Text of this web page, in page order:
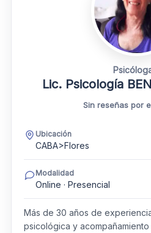
Lic. Psicología
Sin reseñas por
Ubicación
CABA>Flores
Modalidad
Online · Presencial
Más de 30 años de
psicológica y acompañamiento